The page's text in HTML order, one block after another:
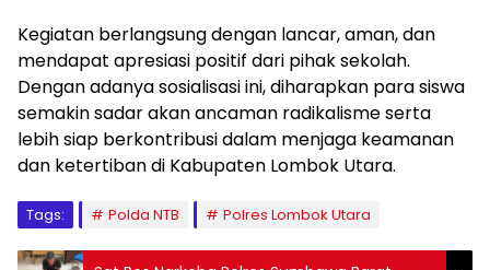
Kegiatan berlangsung dengan lancar, aman, dan
mendapat apresiasi positif dari pihak sekolah.
Dengan adanya sosialisasi ini, diharapkan para siswa
semakin sadar akan ancaman radikalisme serta
lebih siap berkontribusi dalam menjaga keamanan
dan ketertiban di Kabupaten Lombok Utara.
Tags: Polda NTB Polres Lombok Utara